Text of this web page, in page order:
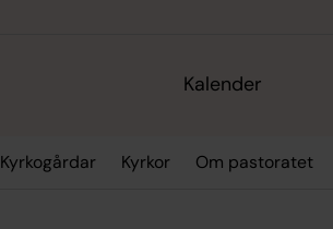
Kalender
Kyrkogårdar Kyrkor Om pastoratet